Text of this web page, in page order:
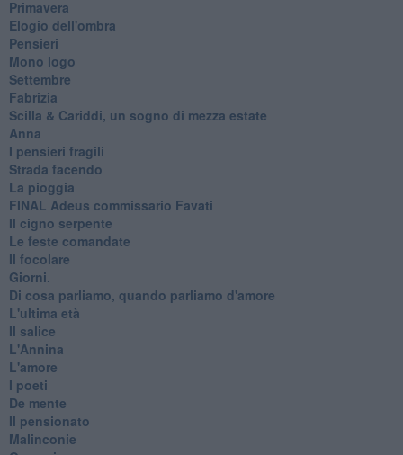
Primavera
Elogio dell'ombra
Pensieri
Mono logo
Settembre
Fabrizia
​Scilla & Cariddi, un sogno di mezza estate
Anna
I pensieri fragili
Strada facendo
La pioggia
FINAL Adeus commissario Favati
Il cigno serpente
Le feste comandate
Il focolare
Giorni.
Di cosa parliamo, quando parliamo d'amore
L'ultima età
Il salice
L'Annina
L'amore
I poeti
De mente
Il pensionato
Malinconie